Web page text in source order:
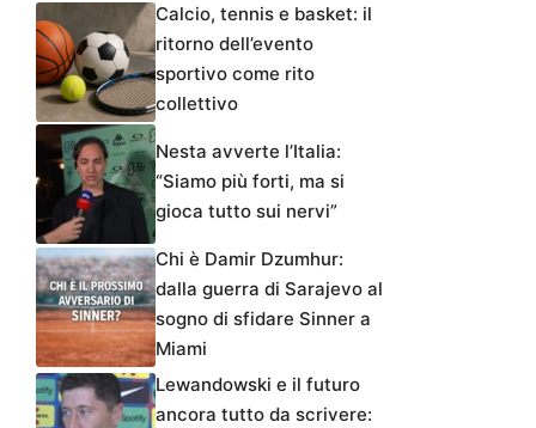
Calcio, tennis e basket: il
ritorno dell’evento
sportivo come rito
collettivo
Nesta avverte l’Italia:
“Siamo più forti, ma si
gioca tutto sui nervi”
Chi è Damir Dzumhur:
dalla guerra di Sarajevo al
sogno di sfidare Sinner a
Miami
Lewandowski e il futuro
ancora tutto da scrivere: